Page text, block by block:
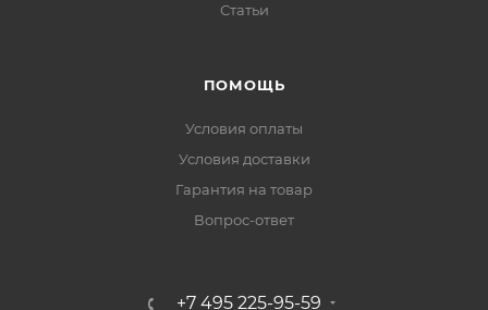
Статьи
ПОМОЩЬ
Условия оплаты
Условия доставки
Гарантия на товар
Вопрос-ответ
+7 495 225-95-59